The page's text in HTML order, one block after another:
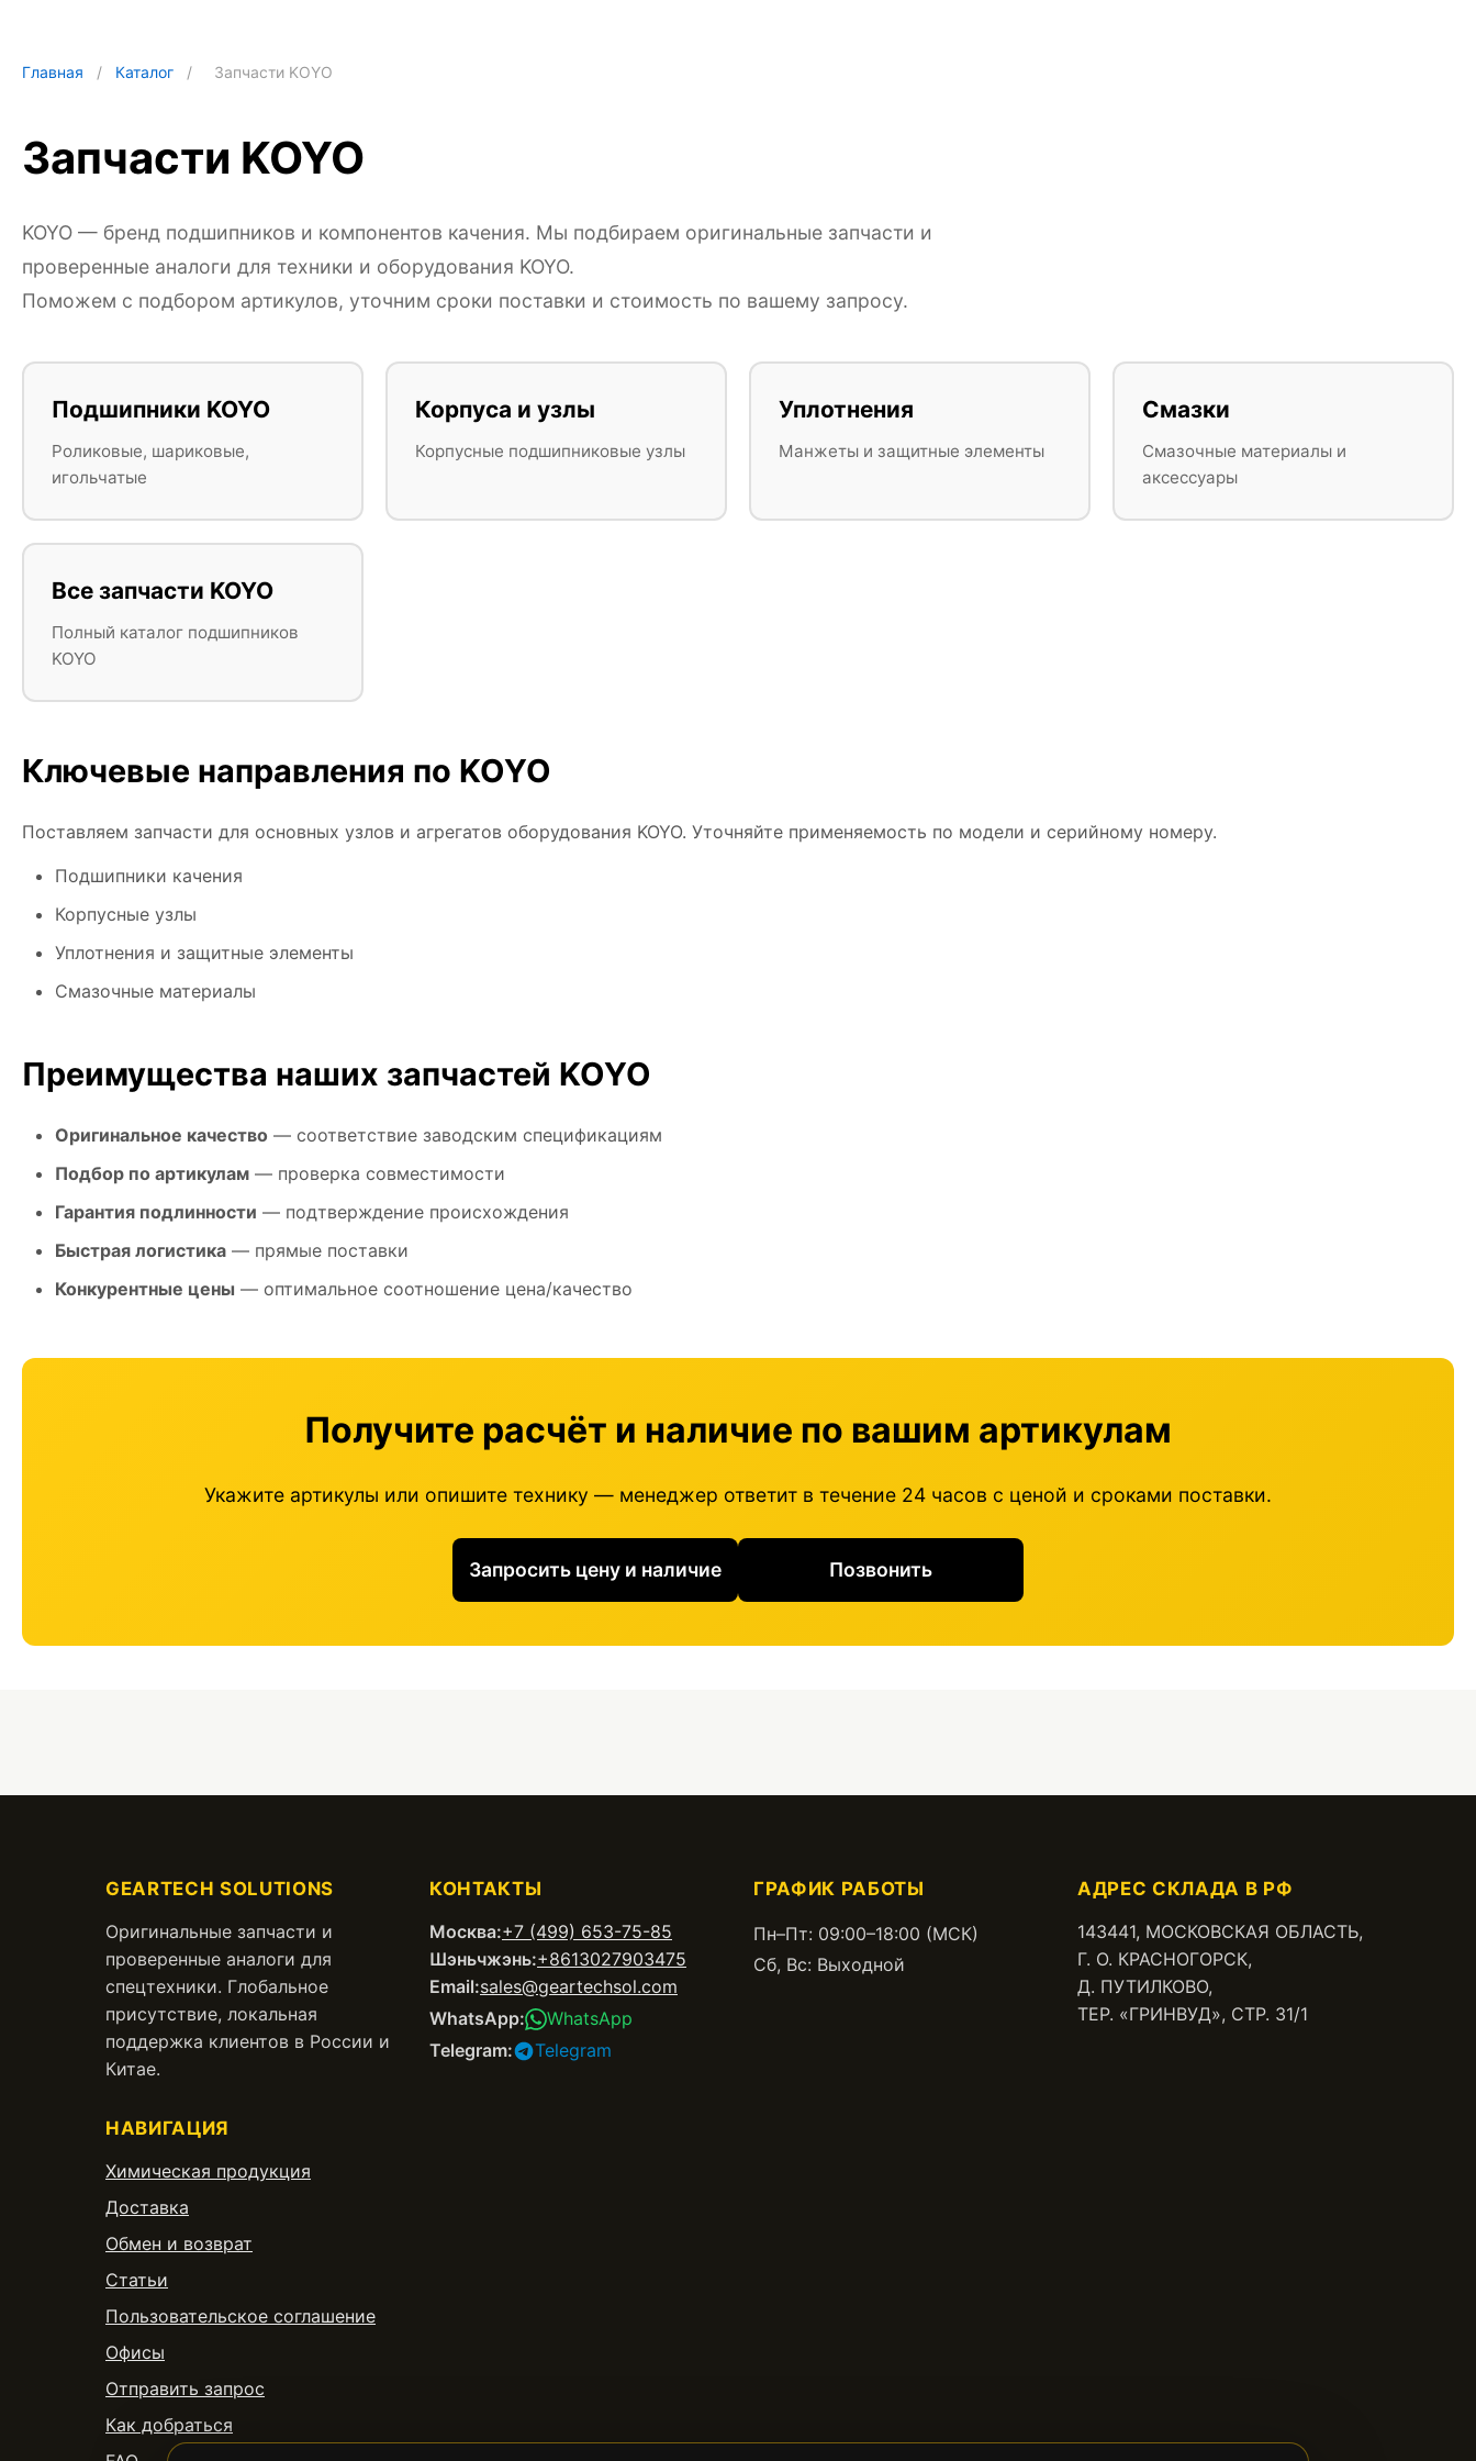
Главная / Каталог / Запчасти KOYO
Запчасти KOYO
KOYO — бренд подшипников и компонентов качения. Мы подбираем оригинальные запчасти и
проверенные аналоги для техники и оборудования KOYO.
Поможем с подбором артикулов, уточним сроки поставки и стоимость по вашему запросу.
Подшипники KOYO
Роликовые, шариковые,
игольчатые
Корпуса и узлы
Корпусные подшипниковые узлы
Уплотнения
Манжеты и защитные элементы
Смазки
Смазочные материалы и
аксессуары
Все запчасти KOYO
Полный каталог подшипников
KOYO
Ключевые направления по KOYO
Поставляем запчасти для основных узлов и агрегатов оборудования KOYO. Уточняйте применяемость по модели и серийному номеру.
Подшипники качения
Корпусные узлы
Уплотнения и защитные элементы
Смазочные материалы
Преимущества наших запчастей KOYO
Оригинальное качество — соответствие заводским спецификациям
Подбор по артикулам — проверка совместимости
Гарантия подлинности — подтверждение происхождения
Быстрая логистика — прямые поставки
Конкурентные цены — оптимальное соотношение цена/качество
Получите расчёт и наличие по вашим артикулам
Укажите артикулы или опишите технику — менеджер ответит в течение 24 часов с ценой и сроками поставки.
Запросить цену и наличие Позвонить
GEARTECH SOLUTIONS
Оригинальные запчасти и
проверенные аналоги для
спецтехники. Глобальное
присутствие, локальная
поддержка клиентов в России и
Китае.
КОНТАКТЫ
Москва:+7 (499) 653-75-85
Шэньчжэнь:+8613027903475
Email:sales@geartechsol.com
WhatsApp:
WhatsApp
Telegram:
Telegram
ГРАФИК РАБОТЫ
Пн–Пт: 09:00–18:00 (МСК)
Сб, Вс: Выходной
АДРЕС СКЛАДА В РФ
143441, МОСКОВСКАЯ ОБЛАСТЬ,
Г. О. КРАСНОГОРСК,
Д. ПУТИЛКОВО,
ТЕР. «ГРИНВУД», СТР. 31/1
НАВИГАЦИЯ
Химическая продукция
Доставка
Обмен и возврат
Статьи
Пользовательское соглашение
Офисы
Отправить запрос
Как добраться